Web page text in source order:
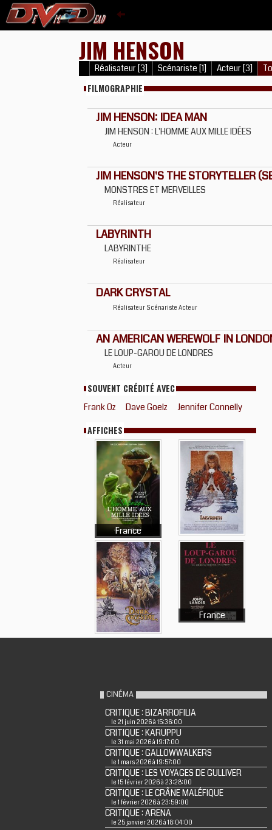
JIM HENSON
Réalisateur [3] Scénariste [1] Acteur [3]
FILMOGRAPHIE
JIM HENSON: IDEA MAN
JIM HENSON : L'HOMME AUX MILLE IDÉES
Acteur
JIM HENSON'S THE STORYTELLER
MONSTRES ET MERVEILLES
Réalisateur
LABYRINTH
LABYRINTHE
Réalisateur
DARK CRYSTAL
Réalisateur Scénariste Acteur
AN AMERICAN WEREWOLF IN
LE LOUP-GAROU DE LONDRES
Acteur
SOUVENT CRÉDITÉ AVEC
Frank Oz Dave Goelz Jennifer Connelly
AFFICHES
France
France
CINÉMA
CRITIQUE : BIZARROFILIA
le 21 juin 2026 à 15:36:00
CRITIQUE : KARUPPU
le 31 mai 2026 à 19:17:00
CRITIQUE : GALLOWWALKERS
le 1 mars 2026 à 19:57:00
CRITIQUE : LES VOYAGES DE GULLIVER
le 15 février 2026 à 23:28:00
CRITIQUE : LE CRÂNE MALÉFIQUE
le 1 février 2026 à 23:59:00
CRITIQUE : ARENA
le 25 janvier 2026 à 18:04:00